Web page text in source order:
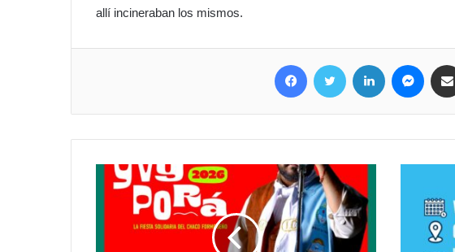
allí incineraban los mismos.